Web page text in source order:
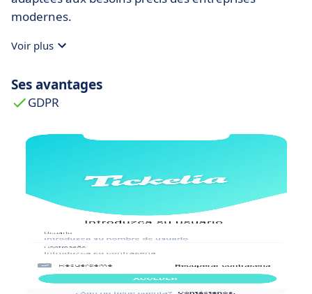
modernes.
Voir plus
Ses avantages
GDPR